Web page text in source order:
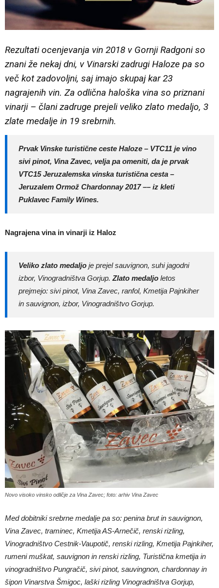
Rezultati ocenjevanja vin 2018 v Gornji Radgoni so
znani že nekaj dni, v Vinarski zadrugi Haloze pa so
več kot zadovoljni, saj imajo skupaj kar 23
nagrajenih vin. Za odlična haloška vina so priznani
vinarji – člani zadruge prejeli veliko zlato medaljo, 3
zlate medalje in 19 srebrnih.
Prvak Vinske turistične ceste Haloze – VTC11 je vino
sivi pinot, Vina Zavec, velja pa omeniti, da je prvak
VTC15 Jeruzalemska vinska turistična cesta –
Jeruzalem Ormož Chardonnay 2017 –– iz kleti
Puklavec Family Wines.
Nagrajena vina in vinarji iz Haloz
Veliko zlato medaljo je prejel sauvignon, suhi jagodni
izbor, Vinogradništva Gorjup. Zlato medaljo letos
prejmejo: sivi pinot, Vina Zavec, ranfol, Kmetija Pajnkiher
in sauvignon, izbor, Vinogradništvo Gorjup.
Novo visoko vinsko odličje za Vina Zavec; foto: arhiv Vina Zavec
Med dobitniki srebrne medalje pa so: penina brut in sauvignon,
Vina Zavec, traminec, Kmetija AS-Arnečič, renski rizling,
Vinogradništvo Cestnik-Vaupotič, renski rizling, Kmetija Pajnkiher,
rumeni muškat, sauvignon in renski rizling, Turistična kmetija in
vinogradništvo Pungračič, sivi pinot, sauvingnon, chardonnay in
šipon Vinarstva Šmigoc, laški rizling Vinogradništva Gorjup,